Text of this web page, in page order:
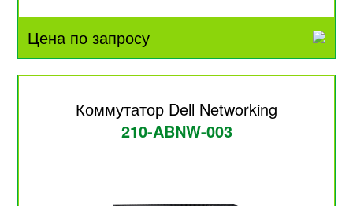
Цена по запросу
Коммутатор Dell Networking
210-ABNW-003